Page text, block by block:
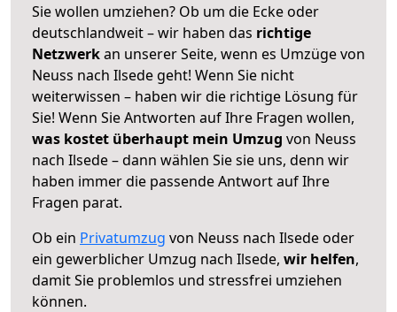
Sie wollen umziehen? Ob um die Ecke oder
deutschlandweit – wir haben das richtige
Netzwerkan unserer Seite, wenn es Umzüge von
Neuss nach Ilsede geht! Wenn Sie nicht
weiterwissen – haben wir die richtige Lösung für
Sie! Wenn Sie Antworten auf Ihre Fragen wollen,
was kostet überhaupt mein Umzug von Neuss
nach Ilsede – dann wählen Sie sie uns, denn wir
haben immer die passende Antwort auf Ihre
Fragen parat.
Ob ein Privatumzug von Neuss nach Ilsede oder
ein gewerblicher Umzug nach Ilsede, wir helfen,
damit Sie problemlos und stressfrei umziehen
können.